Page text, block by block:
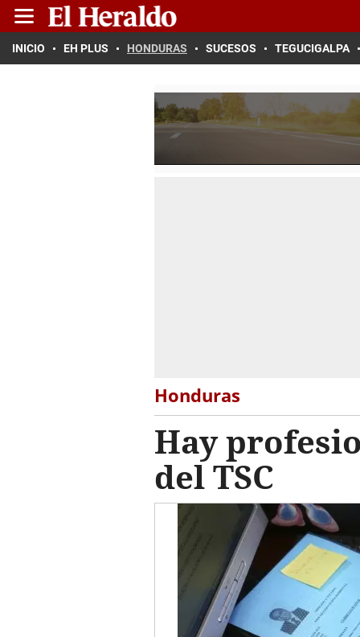
INICIO EH PLUS HONDURAS SUCESOS TEGUCIGALPA
Honduras
Hay
del TSC